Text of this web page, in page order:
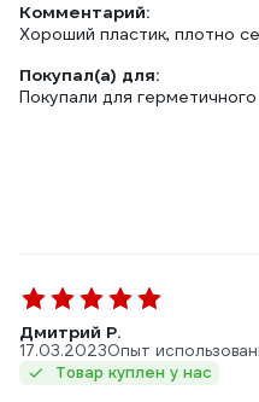
Комментарий:
Хороший пластик, плотно
Покупал(а) для:
Покупали для
Дмитрий Р.
17.03.2023Опыт
Товар куплен у нас